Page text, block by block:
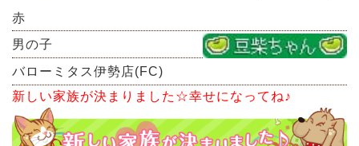
赤
男の子
バローミタス伊勢店(FC)
新しい家族が決まりました☆幸せになってね♪